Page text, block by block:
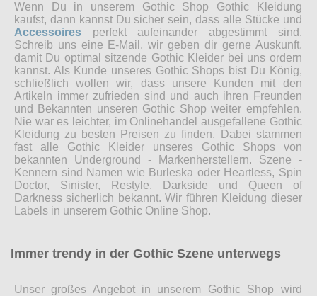
Wenn Du in unserem Gothic Shop Gothic Kleidung
kaufst, dann kannst Du sicher sein, dass alle Stücke und
Accessoires perfekt aufeinander abgestimmt sind.
Schreib uns eine E-Mail, wir geben dir gerne Auskunft,
damit Du optimal sitzende Gothic Kleider bei uns ordern
kannst. Als Kunde unseres Gothic Shops bist Du König,
schließlich wollen wir, dass unsere Kunden mit den
Artikeln immer zufrieden sind und auch ihren Freunden
und Bekannten unseren Gothic Shop weiter empfehlen.
Nie war es leichter, im Onlinehandel ausgefallene Gothic
Kleidung zu besten Preisen zu finden. Dabei stammen
fast alle Gothic Kleider unseres Gothic Shops von
bekannten Underground - Markenherstellern. Szene -
Kennern sind Namen wie Burleska oder Heartless, Spin
Doctor, Sinister, Restyle, Darkside und Queen of
Darkness sicherlich bekannt. Wir führen Kleidung dieser
Labels in unserem Gothic Online Shop.
Immer trendy in der Gothic Szene unterwegs
Unser großes Angebot in unserem Gothic Shop wird